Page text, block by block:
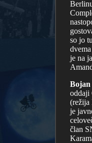
so jo
je na
Bojan
oddaji
(režija
je
član